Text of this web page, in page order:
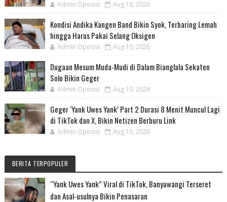
Admin Oposisi Aug 10, 2026
Kondisi Andika Kangen Band Bikin Syok, Terbaring Lemah
hingga Harus Pakai Selang Oksigen
Admin Oposisi Aug 10, 2026
Dugaan Mesum Muda-Mudi di Dalam Bianglala Sekaten
Solo Bikin Geger
Admin Oposisi Aug 10, 2026
Geger ‘Yank Uwes Yank’ Part 2 Durasi 8 Menit Muncul Lagi
di TikTok dan X, Bikin Netizen Berburu Link
Admin Oposisi Aug 10, 2026
BERITA TERPOPULER
“Yank Uwes Yank” Viral di TikTok, Banyuwangi Terseret
dan Asal-usulnya Bikin Penasaran